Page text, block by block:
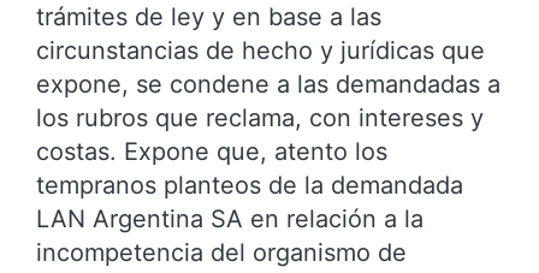
trámites de ley y en base a las
circunstancias de hecho y jurídicas que
expone, se condene a las demandadas a
los rubros que reclama, con intereses y
costas. Expone que, atento los
tempranos planteos de la demandada
LAN Argentina SA en relación a la
incompetencia del organismo de